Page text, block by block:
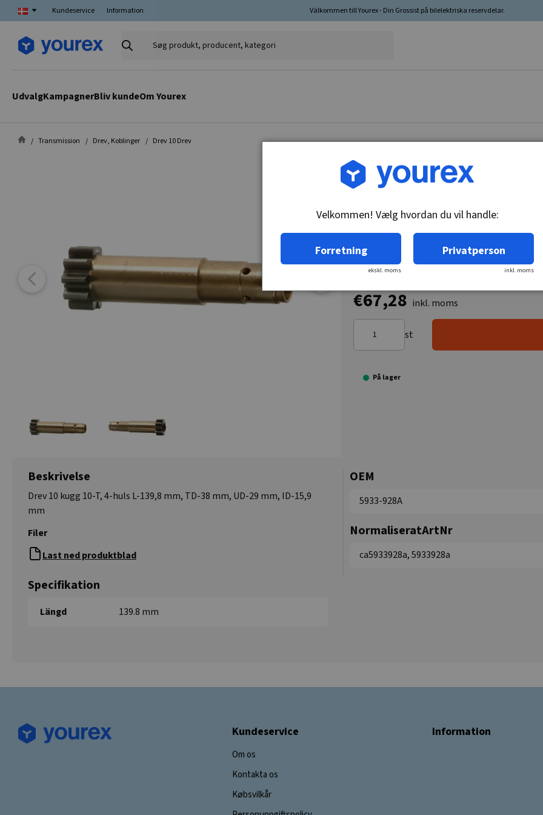
Kundeservice Information Välkommen till Yourex - Din Grossist på bilelektriska reservdelar.
Søg
UdvalgKampagnerBliv kundeOm Yourex
Transmission Drev, Koblinger Drev 10 Drev
Vare nr.: CA-5933-928A
€67,28 inkl. moms
st
På lager
Beskrivelse
Drev 10 kugg 10-T, 4-huls L-139,8 mm, TD-38 mm, UD-29 mm, ID-15,9
mm
Filer
Last ned produktblad
Specifikation
Längd 139.8 mm
OEM
5933-928A
NormaliseratArtNr
ca5933928a, 5933928a
Kundeservice
Om os
Kontakta os
Købsvilkår
Information
Velkommen! Vælg hvordan du vil handle:
Forretning
ekskl. moms
Privatperson
inkl. moms